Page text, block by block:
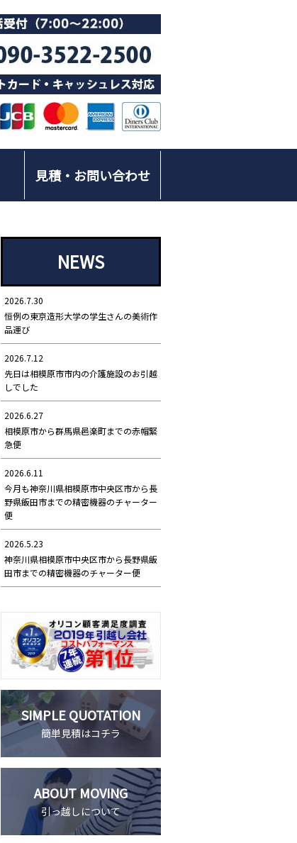
見積・お問い合わせ
NEWS
2026.7.30
恒例の東京造形大学の学生さんの美術作
品運び
2026.7.12
先日は相模原市市内の介護施設のお引越
しでした
2026.6.27
相模原市から群馬県邑楽町までの赤帽緊
急便
2026.6.11
今月も神奈川県相模原市中央区市から長
野県飯田市までの精密機器のチャーター
便
2026.5.23
神奈川県相模原市中央区市から長野県飯
田市までの精密機器のチャーター便
SIMPLE QUOTATION
簡単見積はコチラ
ABOUT MOVING
引っ越しについて